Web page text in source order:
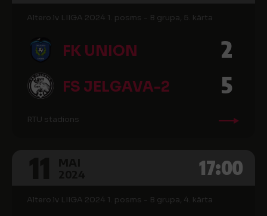
Altero.lv LIIGA 2024 1. posms - B grupa, 5. kārta
FK UNION 2
FS JELGAVA-2 5
RTU stadions
17:00
Altero.lv LIIGA 2024 1. posms - B grupa, 4. kārta